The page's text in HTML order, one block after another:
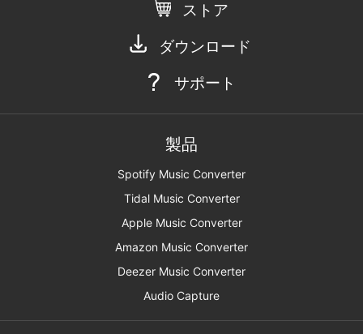
ストア
ダウンロード
サポート
製品
Spotify Music Converter
Tidal Music Converter
Apple Music Converter
Amazon Music Converter
Deezer Music Converter
Audio Capture